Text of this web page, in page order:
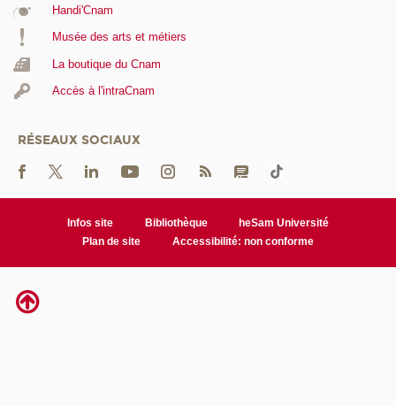
Handi'Cnam
Musée des arts et métiers
La boutique du Cnam
Accès à l'intraCnam
RÉSEAUX SOCIAUX
Infos site Bibliothèque
heSam Université
Plan de site
Accessibilité: non conforme